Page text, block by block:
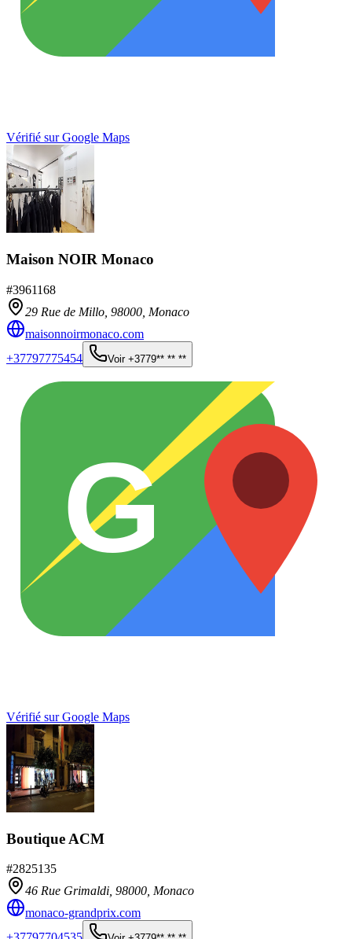
Vérifié sur Google Maps
Maison NOIR Monaco
#3961168
29 Rue de Millo, 98000 Monaco
maisonnoirmonaco.com
+37797775454
Voir +3779** ** **
G
Vérifié sur Google Maps
Boutique ACM
#2825135
46 Rue Grimaldi, 98000 Monaco
monaco-grandprix.com